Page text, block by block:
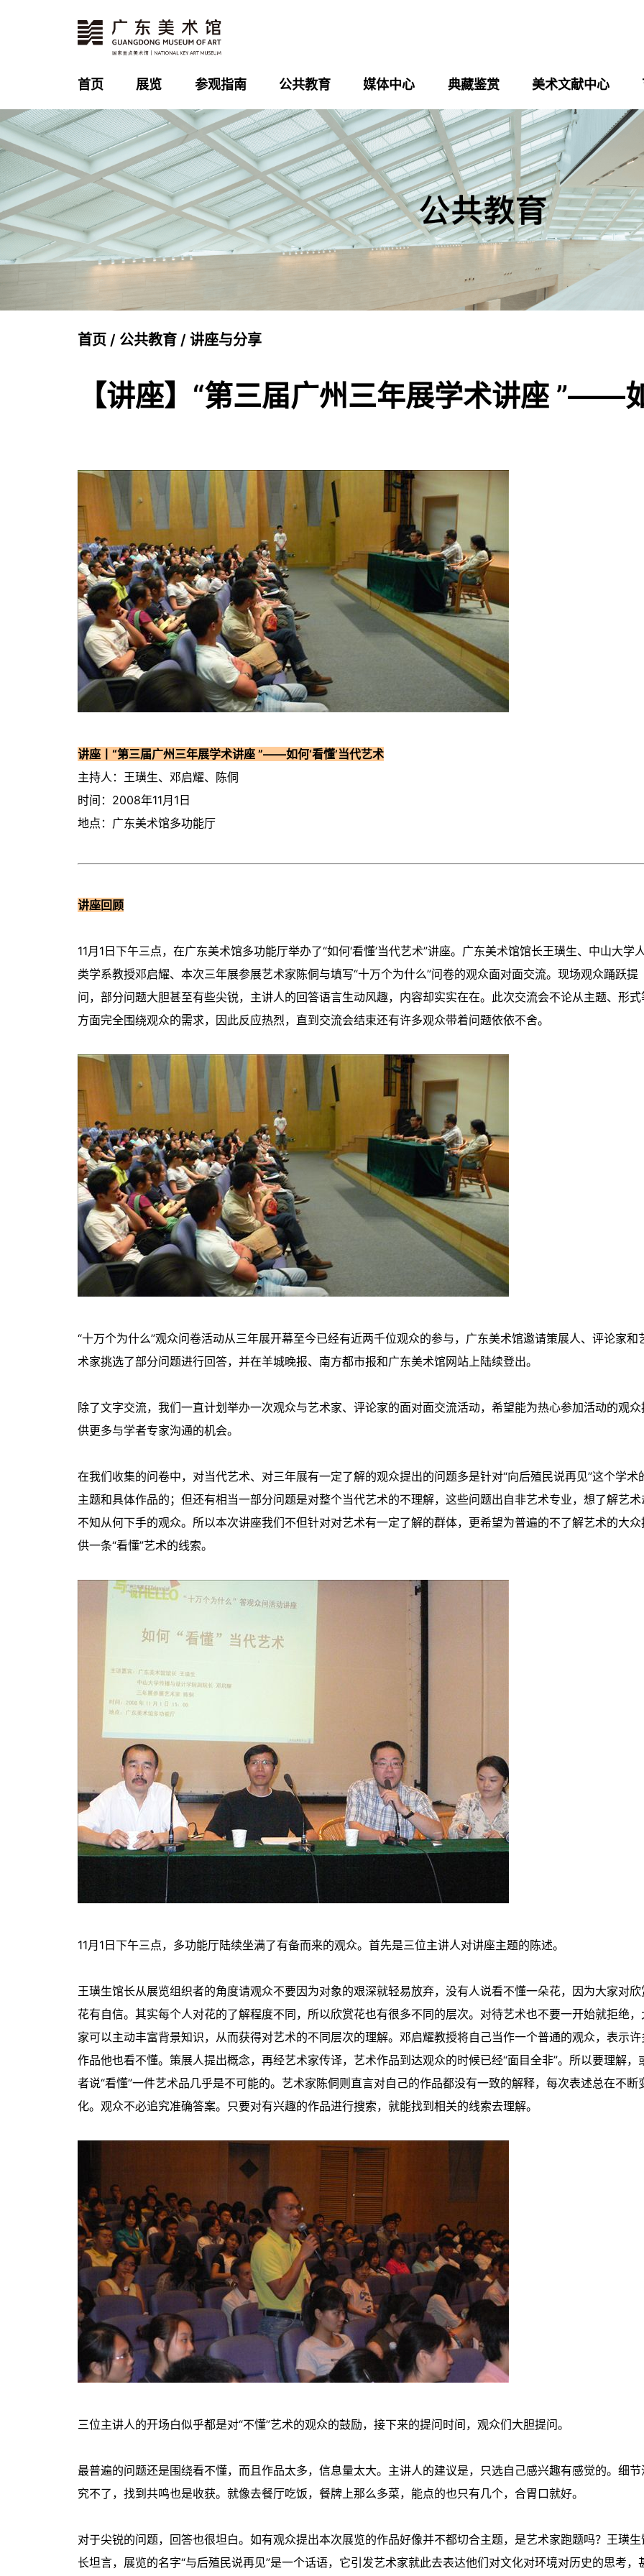
首页 展览 参观指南 公共教育 媒体中心 典藏鉴赏 美术文献中心
首页 / 公共教育 / 讲座与分享
【讲座】“第三届广州三年展学术讲座 ”——
讲座丨“第三届广州三年展学术讲座 ”——如何‘看懂’当代艺术
主持人：王璜生、邓启耀、陈侗
时间：2008年11月1日
地点：广东美术馆多功能厅
讲座回顾
11月1日下午三点，在广东美术馆多功能厅举办了“如何‘看懂’当代艺术”讲座。广东美术馆馆长王璜生、中山大学
类学系教授邓启耀、本次三年展参展艺术家陈侗与填写“十万个为什么”问卷的观众面对面交流。现场观众踊跃提
问，部分问题大胆甚至有些尖锐，主讲人的回答语言生动风趣，内容却实实在在。此次交流会不论从主题、形式
方面完全围绕观众的需求，因此反应热烈，直到交流会结束还有许多观众带着问题依依不舍。
“十万个为什么”观众问卷活动从三年展开幕至今已经有近两千位观众的参与，广东美术馆邀请策展人、评论家和
术家挑选了部分问题进行回答，并在羊城晚报、南方都市报和广东美术馆网站上陆续登出。
除了文字交流，我们一直计划举办一次观众与艺术家、评论家的面对面交流活动，希望能为热心参加活动的观众
供更多与学者专家沟通的机会。
在我们收集的问卷中，对当代艺术、对三年展有一定了解的观众提出的问题多是针对“向后殖民说再见”这个学术
主题和具体作品的；但还有相当一部分问题是对整个当代艺术的不理解，这些问题出自非艺术专业，想了解艺术
不知从何下手的观众。所以本次讲座我们不但针对对艺术有一定了解的群体，更希望为普遍的不了解艺术的大众
供一条“看懂”艺术的线索。
11月1日下午三点，多功能厅陆续坐满了有备而来的观众。首先是三位主讲人对讲座主题的陈述。
王璜生馆长从展览组织者的角度请观众不要因为对象的艰深就轻易放弃，没有人说看不懂一朵花，因为大家对欣
花有自信。其实每个人对花的了解程度不同，所以欣赏花也有很多不同的层次。对待艺术也不要一开始就拒绝，
家可以主动丰富背景知识，从而获得对艺术的不同层次的理解。邓启耀教授将自己当作一个普通的观众，表示许
作品他也看不懂。策展人提出概念，再经艺术家传译，艺术作品到达观众的时候已经“面目全非”。所以要理解，
者说“看懂”一件艺术品几乎是不可能的。艺术家陈侗则直言对自己的作品都没有一致的解释，每次表述总在不断
化。观众不必追究准确答案。只要对有兴趣的作品进行搜索，就能找到相关的线索去理解。
三位主讲人的开场白似乎都是对“不懂”艺术的观众的鼓励，接下来的提问时间，观众们大胆提问。
最普遍的问题还是围绕看不懂，而且作品太多，信息量太大。主讲人的建议是，只选自己感兴趣有感觉的。细节
究不了，找到共鸣也是收获。就像去餐厅吃饭，餐牌上那么多菜，能点的也只有几个，合胃口就好。
对于尖锐的问题，回答也很坦白。如有观众提出本次展览的作品好像并不都切合主题，是艺术家跑题吗？王璜生
长坦言，展览的名字“与后殖民说再见”是一个话语，它引发艺术家就此去表达他们对文化对环境对历史的思考，